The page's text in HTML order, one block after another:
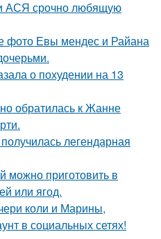
АСЯ срочно любящую
фото Евы мендес и Райана
о похудении на 13
обратилась к Жанне
легендарная
можно приготовить в
или ягод.
коли и Марины,
в социальных сетях!